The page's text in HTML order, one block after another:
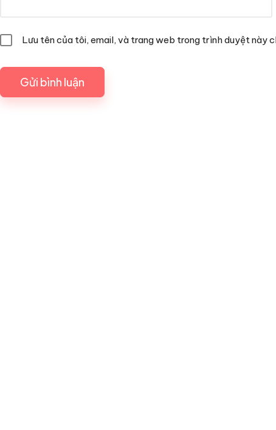
Lưu tên của tôi, email, và trang web trong trình duyệt này